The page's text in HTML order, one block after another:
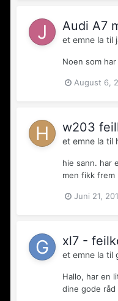
Audi A7
et emne la til
Noen som
August 6,
w203
et emne la til
hie sann. har
men fikk frem
Juni 21,
xl7 -
et emne la til
Hallo, har en
dine gode